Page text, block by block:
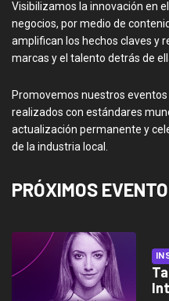
Visibilizamos la innovación en
negocios, por medio de
amplifican los hechos claves y
marcas y el talento detrás de
Promovemos nuestros eventos
realizados con estándares
actualización permanente y
de la industria local.
PRÓXIMOS